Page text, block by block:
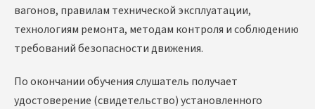
вагонов, правилам технической эксплуатации,
технологиям ремонта, методам контроля и соблюдению
требований безопасности движения.
По окончании обучения слушатель получает
удостоверение (свидетельство) установленного